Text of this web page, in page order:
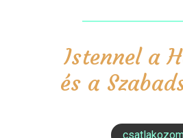
Istennel a
és a